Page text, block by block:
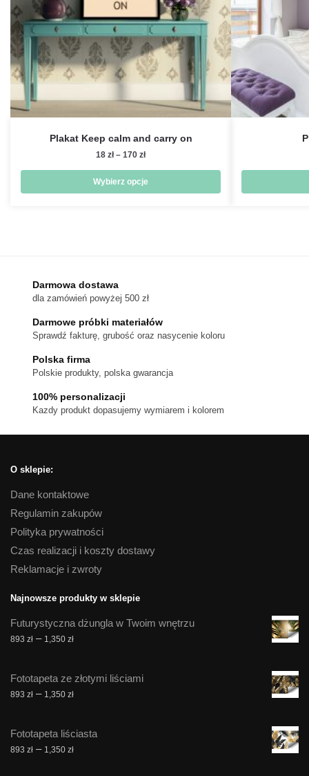
Plakat Keep calm and carry on
18 zł – 170 złZakres
od
18 zł
Wybierz opcje
można
wybrać
na
produktu
Darmowa dostawa
dla zamówień powyżej 500 zł
Darmowe próbki materiałów
Sprawdź fakturę, grubość oraz nasycenie koloru
Polska firma
Polskie produkty, polska gwarancja
100% personalizacji
Kazdy produkt dopasujemy wymiarem i kolorem
O sklepie:
Dane kontaktowe
Regulamin zakupów
Polityka prywatności
Czas realizacji i koszty dostawy
Reklamacje i zwroty
Najnowsze produkty w sklepie
Futurystyczna dżungla w Twoim wnętrzu
893 zł – 1,350 złZakres
893 zł
do
Fototapeta ze złotymi liściami
893 zł – 1,350 złZakres
893 zł
do
Fototapeta liściasta
893 zł – 1,350 złZakres